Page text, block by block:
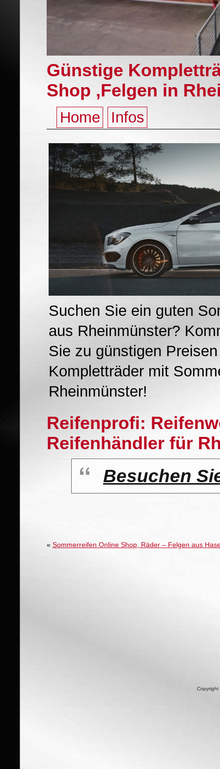
Günstige
Shop ,Felgen in
Home Infos
Suchen Sie ein guten
aus Rheinmünster?
Sie zu günstigen
Kompletträder mit
Rheinmünster!
Reifenprofi:
Reifenhändler für
Besuchen
« Sommerreifen Online Shop, Räder – Felgen aus
Copyright